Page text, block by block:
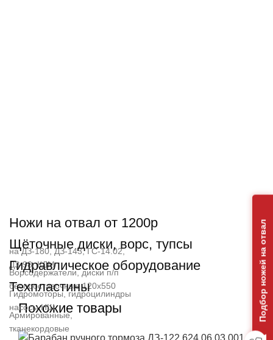
Ножи на отвал от 1200р
на ДЗ-180, ДЗ-143, ГС-14.02,
ДЗ-98, КДМ
Щёточные диски, ворс, тупсы
Ворсодержатели, диски п/п
беспроставочные 120х550
Гидравлическое оборудование
Гидромоторы, гидроцилиндры
насосы НШ
Техпластины
Армированные,
тканекордовые
Похожие товары Подбор ножей на отвал